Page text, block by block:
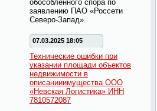
обособленного спора по
заявлению ПАО «Россети
Северо-Запад».
07.03.2025 18:05
Технические ошибки при
указании площади объектов
недвижимости в
описанииимущества ООО
«Невская Логистика» ИНН
7810572087